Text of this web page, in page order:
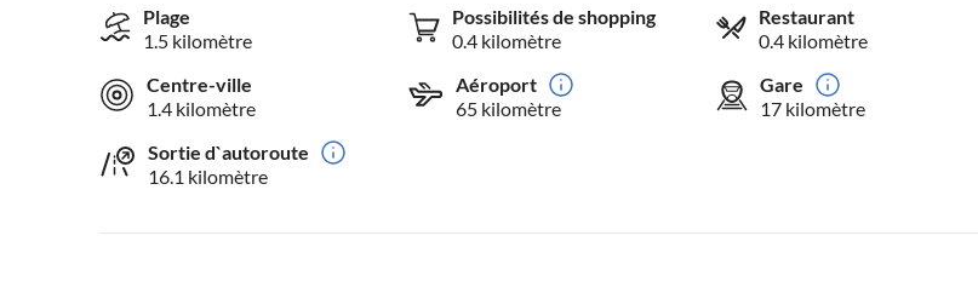
Plage
1.5 kilomètre
Possibilités de shopping
0.4 kilomètre
Restaurant
0.4 kilomètre
Centre-ville
1.4 kilomètre
Aéroport
65 kilomètre
Gare
17 kilomètre
Sortie d`autoroute
16.1 kilomètre